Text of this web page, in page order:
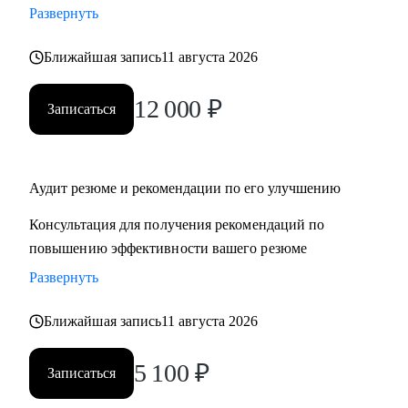
‌‌‌‌‌• избавиться от синдрома самозванца
стрессом и выгоранием
Кому могу помочь:
Руководителям среднего и высшего звена
• HR
• E-commerce
Обращаю внимание, что специализируюсь только на
Развернуть
Ближайшая запись11 августа 2026
Записаться 12 000 ₽
Аудит резюме и рекомендации по его улучшению
Консультация для получения рекомендаций по
повышению эффективности вашего резюме
Развернуть
Ближайшая запись11 августа 2026
Записаться 5 100 ₽